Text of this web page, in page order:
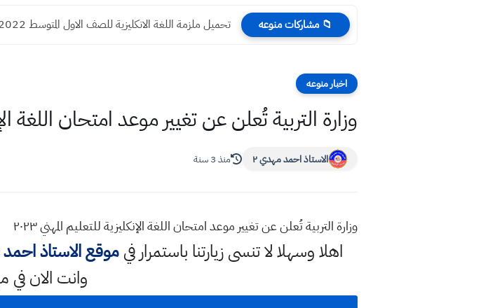
📁 مشاركات منوعه تحميل ملزمة اللغة الانكليزية للصف الاول المتوسط 2022 - 2023...
اخبار منوعه
وزارة التربية تُعلن عن تغيير موعد امتحان اللغة
الاستاذ احمد مهدي ٢ منذ 3 سنة
وزارة التربية تُعلن عن تغيير موعد امتحان اللغة الإنكليزية للتعليم المهني ٢٠٢٣
اهلا وسهلالا تنسى زيارتنا باستمرار فيموقع الاستاذ
وانت الان